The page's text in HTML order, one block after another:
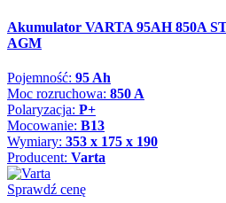
Akumulator VARTA 95AH 850A
AGM
Pojemność: 95 Ah
Moc rozruchowa: 850 A
Polaryzacja: P+
Mocowanie: B13
Wymiary: 353 x 175 x 190
Producent: Varta
Sprawdź cenę